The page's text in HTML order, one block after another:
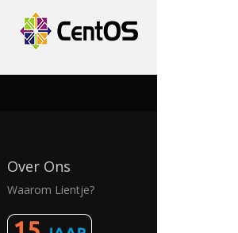
Over Ons
Waarom Lientje?